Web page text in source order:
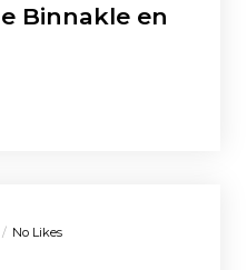
Binnakle en
No Likes